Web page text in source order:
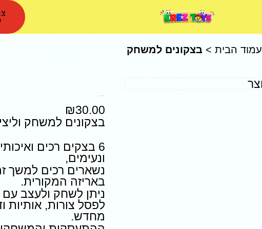
עמוד הבית > בצקונים למשחק
₪30.00
בצקונים למשחק
6 בצקים רכים
ונעימים,
נשארים רכים למשך
באריזה המקורית.
ניתן לשחק ולעצב
לפסל צורות, אותיות
מחדש.